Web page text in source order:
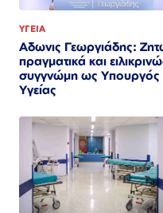
ΥΓΕΙΑ
Αδωνις Γεωργιάδης:
πραγματικά και
συγγνώμη ως Υπουργός
Υγείας